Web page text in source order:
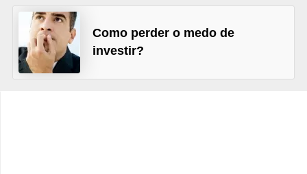
Como perder o medo de
investir?
C
a
r
t